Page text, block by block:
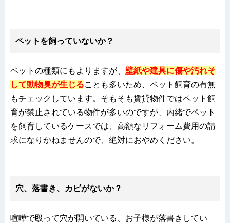
ペットを飼っていないか？
ペットの種類にもよりますが、 壁紙や建具に傷や汚れそ
して動物臭が生じることも多いため、ペット飼育の有無
もチェックしています。そもそも賃貸物件ではペット飼
育が禁止されている物件が多いのですが、内緒でペット
を飼育しているケースでは、高額なリフォーム費用の請
求になりかねませんので、絶対におやめください。
穴、落書き、カビがないか？
喧嘩で殴って穴が開いている、お子様が落書きしてい